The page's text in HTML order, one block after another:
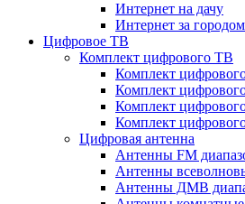
Интернет на дачу
Интернет за городом
Цифровое ТВ
Комплект цифрового ТВ
Комплект
Комплект
Комплект
Комплект
Цифровая антенна
Антенны FM
Антенны
Антенны ДМВ